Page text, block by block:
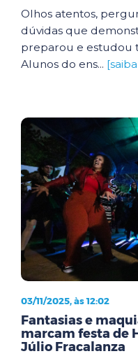
Olhos atentos,
dúvidas que
preparou e estudou
Alunos do ens...
03/11/2025, às 12:02
Fantasias e
marcam festa de
Júlio Fracalanza